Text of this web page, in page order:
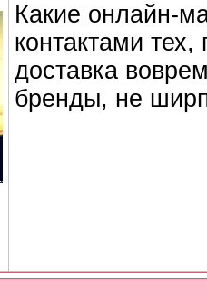
Какие онлайн-
контактами тех,
доставка
бренды, не